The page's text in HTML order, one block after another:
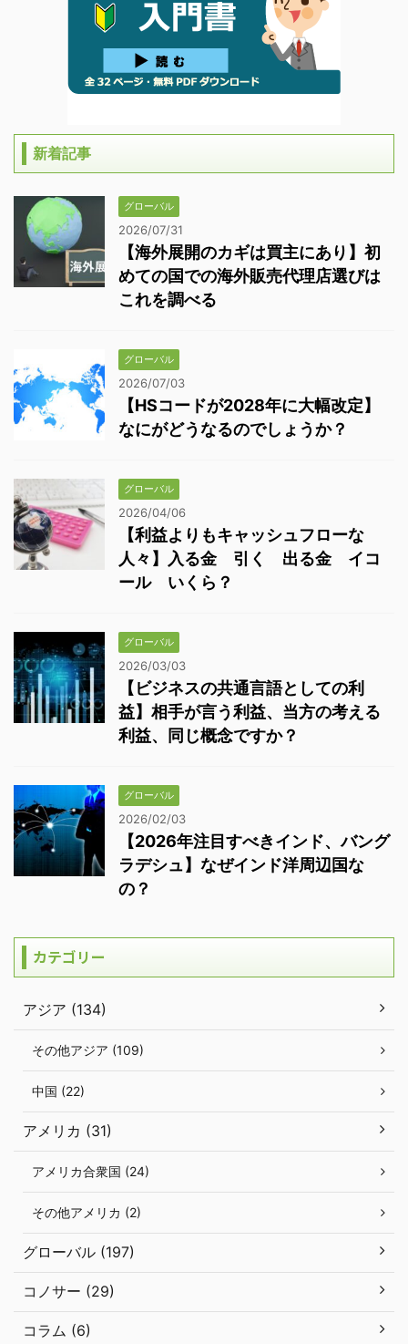
新着記事
グローバル
2026/07/31
【海外展開のカギは買主にあり】初
めての国での海外販売代理店選びは
これを調べる
グローバル
2026/07/03
【HSコードが2028年に大幅改定】
なにがどうなるのでしょうか？
グローバル
2026/04/06
【利益よりもキャッシュフローな
人々】入る金 引く 出る金 イコ
ール いくら？
グローバル
2026/03/03
【ビジネスの共通言語としての利
益】相手が言う利益、当方の考える
利益、同じ概念ですか？
グローバル
2026/02/03
【2026年注目すべきインド、バング
ラデシュ】なぜインド洋周辺国な
の？
カテゴリー
アジア (134)
その他アジア (109)
中国 (22)
アメリカ (31)
アメリカ合衆国 (24)
その他アメリカ (2)
グローバル (197)
コノサー (29)
コラム (6)